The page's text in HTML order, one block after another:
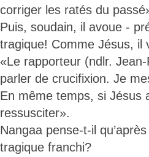
corriger les ratés du
Puis, soudain, il avoue -
tragique! Comme Jésus,
«Le rapporteur (ndlr.
parler de crucifixion. Je
En même temps, si Jésus
ressusciter».
Nangaa pense-t-il
tragique franchi?